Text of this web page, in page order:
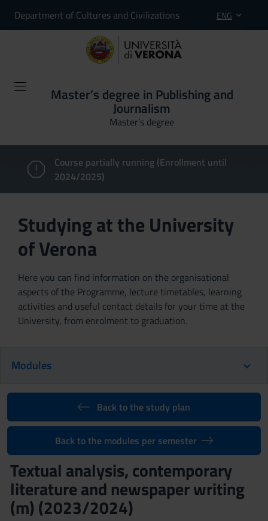
Department of Cultures and Civilizations ENG
Master’s degree in Publishing and
Journalism
Master’s degree
Course partially running (Enrollment until
2024/2025)
Studying at the University
of Verona
Here you can find information on the organisational
aspects of the Programme, lecture timetables, learning
activities and useful contact details for your time at the
University, from enrolment to graduation.
Modules
Back to the study plan
Back to the modules per semester
Textual analysis, contemporary
literature and newspaper writing
(m) (2023/2024)